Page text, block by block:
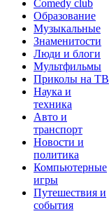
Comedy club
Образование
Музыкальные
Знаменитости
Люди и блоги
Мультфильмы
Приколы на ТВ
Наука и
техника
Авто и
транспорт
Новости и
политика
Компьютерные
игры
Путешествия и
события